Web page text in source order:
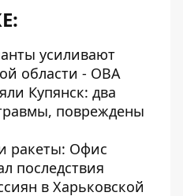
усиливают
области - ОВА
Купянск: два
повреждены
ракеты: Офис
последствия
в Харьковской